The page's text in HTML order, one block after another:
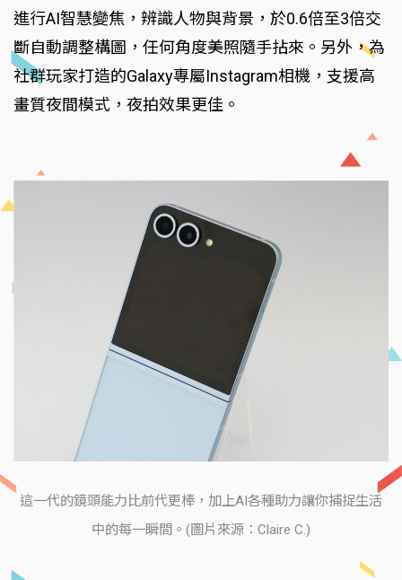
進行AI智慧變焦，辨識人物與背景，於0.6倍至3倍交
斷自動調整構圖，任何角度美照隨手拈來。另外，為
社群玩家打造的Galaxy專屬Instagram相機，支援高
畫質夜間模式，夜拍效果更佳。
這一代的鏡頭能力比前代更棒，加上AI各種助力讓你捕捉生活
中的每一瞬間。(圖片來源：Claire C.)